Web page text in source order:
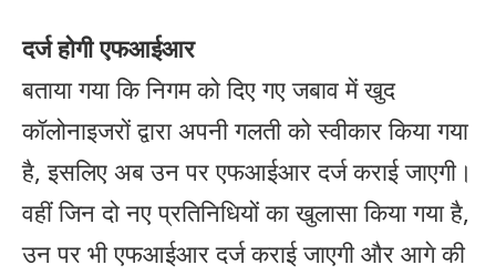
दर्ज होगी एफआईआर
बताया गया कि निगम को दिए गए जबाव में खुद
कॉलोनाइजरों द्वारा अपनी गलती को स्वीकार किया गया
है, इसलिए अब उन पर एफआईआर दर्ज कराई जाएगी।
वहीं जिन दो नए प्रतिनिधियों का खुलासा किया गया है,
उन पर भी एफआईआर दर्ज कराई जाएगी और आगे की